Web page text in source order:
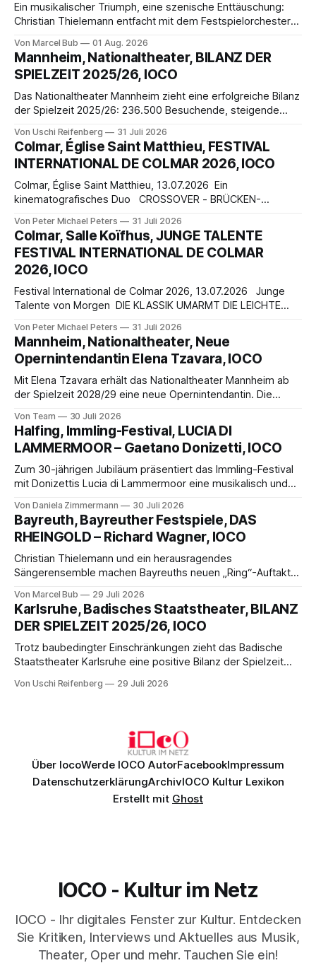
Ein musikalischer Triumph, eine szenische Enttäuschung:
Christian Thielemann entfacht mit dem Festspielorchester
Leistungen von Klaus Florian Vogt und Camilla Nylund. Die
KI-Kuration bleibt dagegen weitgehend ohne
dramaturgische Wirkung.
Von Marcel Bub 01 Aug. 2026
Mannheim, Nationaltheater, BILANZ DER
SPIELZEIT 2025/26, IOCO
Das Nationaltheater Mannheim zieht eine erfolgreiche Bilanz
der Spielzeit 2025/26: 236.500 Besuchende, steigende
und das Festival „Mannheimer Sommer“ begeisterten mit
ausverkauften Vorstellungen und großem
Publikumszuspruch.
Von Uschi Reifenberg 31 Juli 2026
Colmar, Église Saint Matthieu, FESTIVAL
INTERNATIONAL DE COLMAR 2026, IOCO
Colmar, Église Saint Matthieu, 13.07.2026 Ein
kinematografisches Duo CROSSOVER - BRÜCKEN-
Smile, though your heart is aching Smile, even though it’s
breaking When there are clouds in the sky you’ll get by If
you smile through your fear and sorrow Smile and maybe
Von Peter Michael Peters 31 Juli 2026
Colmar, Salle Koïfhus, JUNGE TALENTE
FESTIVAL INTERNATIONAL DE COLMAR
2026, IOCO
Festival International de Colmar 2026, 13.07.2026 Junge
Talente von Morgen DIE KLASSIK UMARMT DIE LEICHTE
sabes mi sufrir, baja y dime si me quiere un poco, porque
yo no puedo sin su amor vivir. Tu eres estrella, mi
Von Peter Michael Peters 31 Juli 2026
Mannheim, Nationaltheater, Neue
Opernintendantin Elena Tzavara, IOCO
Mit Elena Tzavara erhält das Nationaltheater Mannheim ab
der Spielzeit 2028/29 eine neue Opernintendantin. Die
Albrecht Puhlmann und soll die erfolgreiche Entwicklung der
Oper mit neuen künstlerischen Impulsen fortführen.
Von Team 30 Juli 2026
Halfing, Immling-Festival, LUCIA DI
LAMMERMOOR – Gaetano Donizetti, IOCO
Zum 30-jährigen Jubiläum präsentiert das Immling-Festival
mit Donizettis Lucia di Lammermoor eine musikalisch und
Fedorii in der Titelrolle, deren berührende Wahnsinnsszene
zum bewegenden Höhepunkt des Opernabends wird.
Von Daniela Zimmermann 30 Juli 2026
Bayreuth, Bayreuther Festspiele, DAS
RHEINGOLD – Richard Wagner, IOCO
Christian Thielemann und ein herausragendes
Sängerensemble machen Bayreuths neuen „Ring“-Auftakt
bleibt hingegen erstaunlich distanziert und szenisch
unzugänglich – ein Premierenabend zwischen Klangrausch
und Enttäuschung.
Von Marcel Bub 29 Juli 2026
Karlsruhe, Badisches Staatstheater, BILANZ
DER SPIELZEIT 2025/26, IOCO
Trotz baubedingter Einschränkungen zieht das Badische
Staatstheater Karlsruhe eine positive Bilanz der Spielzeit
Premieren, starke Kooperationen und neue Netzwerke
Von Uschi Reifenberg 29 Juli 2026
Über IocoWerde IOCO AutorFacebookImpressum
DatenschutzerklärungArchivIOCO Kultur Lexikon
Erstellt mit Ghost
IOCO - Kultur im Netz
IOCO - Ihr digitales Fenster zur Kultur. Entdecken
Sie Kritiken, Interviews und Aktuelles aus Musik,
Theater, Oper und mehr. Tauchen Sie ein!